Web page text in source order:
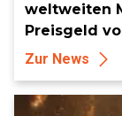
weltweiten
Preisgeld
Zur News